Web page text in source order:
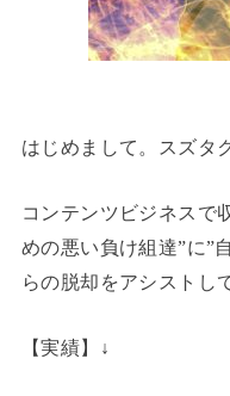
はじめまして。スズタ
コンテンツビジネスで
めの悪い負け組達”に”
らの脱却をアシストし
【実績】↓